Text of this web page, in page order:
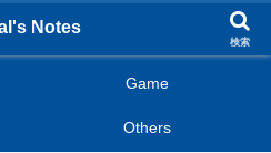
Game
Others
Notes
検索